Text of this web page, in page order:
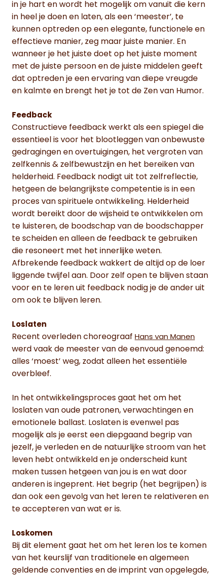
in je hart en wordt het mogelijk om vanuit die kern
in heel je doen en laten, als een ‘meester’, te
kunnen optreden op een elegante, functionele en
effectieve manier, zeg maar juiste manier. En
wanneer je het juiste doet op het juiste moment
met de juiste persoon en de juiste middelen geeft
dat optreden je een ervaring van diepe vreugde
en kalmte en brengt het je tot de Zen van Humor.
Feedback
Constructieve feedback werkt als een spiegel die
essentieel is voor het blootleggen van onbewuste
gedragingen en overtuigingen, het vergroten van
zelfkennis & zelfbewustzijn en het bereiken van
helderheid. Feedback nodigt uit tot zelfreflectie,
hetgeen de belangrijkste competentie is in een
proces van spirituele ontwikkeling. Helderheid
wordt bereikt door de wijsheid te ontwikkelen om
te luisteren, de boodschap van de boodschapper
te scheiden en alleen de feedback te gebruiken
die resoneert met het innerlijke weten.
Afbrekende feedback wakkert de altijd op de loer
liggende twijfel aan. Door zelf open te blijven staan
voor en te leren uit feedback nodig je de ander uit
om ook te blijven leren.
Loslaten
Recent overleden choreograaf Hans van Manen
werd vaak de meester van de eenvoud genoemd:
alles ‘moest’ weg, zodat alleen het essentiële
overbleef.
In het ontwikkelingsproces gaat het om het
loslaten van oude patronen, verwachtingen en
emotionele ballast. Loslaten is evenwel pas
mogelijk als je eerst een diepgaand begrip van
jezelf, je verleden en de natuurlijke stroom van het
leven hebt ontwikkeld en je onderscheid kunt
maken tussen hetgeen van jou is en wat door
anderen is ingeprent. Het begrip (het begrijpen) is
dan ook een gevolg van het leren te relativeren en
te accepteren van wat er is.
Loskomen
Bij dit element gaat het om het leren los te komen
van het keurslijf van traditionele en algemeen
geldende conventies en de imprint van opgelegde,